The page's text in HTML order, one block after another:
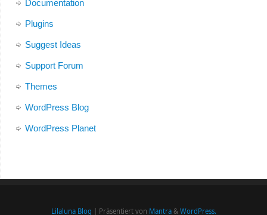
Documentation
Plugins
Suggest Ideas
Support Forum
Themes
WordPress Blog
WordPress Planet
Lilaluna Blog | Präsentiert von Mantra& WordPress.